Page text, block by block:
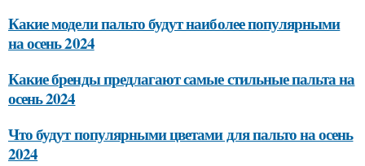
Какие модели пальто будут наиболее популярными
на осень 2024
Какие бренды предлагают самые стильные пальта на
осень 2024
Что будут популярными цветами для пальто на осень
2024